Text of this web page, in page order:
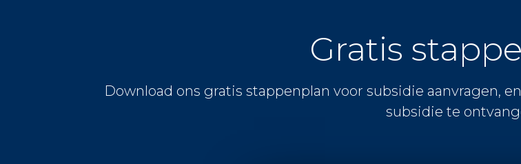
Gratis
Download ons gratis stappenplan voor subsidie aanvragen,
subsidie te